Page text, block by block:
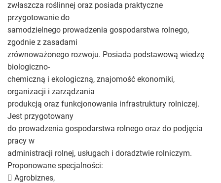
zwłaszcza roślinnej oraz posiada praktyczne
przygotowanie do
samodzielnego prowadzenia gospodarstwa rolnego,
zgodnie z zasadami
zrównoważonego rozwoju. Posiada podstawową wiedzę
biologiczno-
chemiczną i ekologiczną, znajomość ekonomiki,
organizacji i zarządzania
produkcją oraz funkcjonowania infrastruktury rolniczej.
Jest przygotowany
do prowadzenia gospodarstwa rolnego oraz do podjęcia
pracy w
administracji rolnej, usługach i doradztwie rolniczym.
Proponowane specjalności:
 Agrobiznes,